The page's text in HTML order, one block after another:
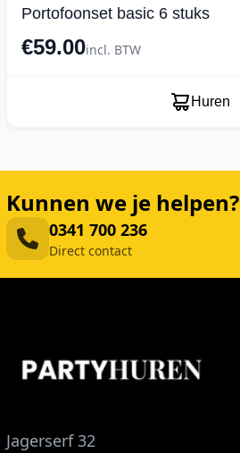
Portofoonset basic 6 stuks
€59.00incl. BTW
Huren
Kunnen we je helpen?
0341 700 236
Direct contact
Jagerserf 32